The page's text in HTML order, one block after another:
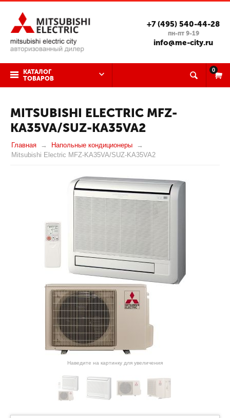
+7 (495) 540-44-28
пн-пт 9-19
info@me-city.ru
КАТАЛОГ
ТОВАРОВ
0
MITSUBISHI ELECTRIC MFZ-
KA35VA/SUZ-KA35VA2
Главная
Напольные кондиционеры
Mitsubishi Electric MFZ-KA35VA/SUZ-KA35VA2
Наведите на картинку для увеличения